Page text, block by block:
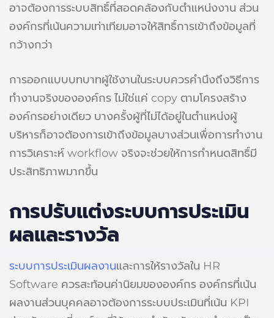
อาจต้องการระบบสิทธิ์ที่สอดคล้องกับตำแหน่งงาน ส่วน
องค์กรที่เน้นความเท่าเทียมอาจให้สิทธิ์การเข้าถึงข้อมูลที่
กว้างกว่า
การออกแบบบทบาทผู้ใช้งานในระบบควรคำนึงถึงวิธีการ
ทำงานจริงขององค์กร ไม่ใช่แค่ copy ตามโครงสร้าง
องค์กรอย่างเดียว บางครั้งผู้ที่ไม่ได้อยู่ในตำแหน่งผู้
บริหารก็อาจต้องการเข้าถึงข้อมูลบางส่วนเพื่อการทำงาน
การวิเคราะห์ workflow จริงจะช่วยให้การกำหนดสิทธิ์มี
ประสิทธิภาพมากขึ้น
การปรับแต่งระบบการประเมิน
ผลและรางวัล
ระบบการประเมินผลงานและการให้รางวัลใน HR
Software ควรสะท้อนค่านิยมขององค์กร องค์กรที่เน้น
ผลงานส่วนบุคคลอาจต้องการระบบประเมินที่เน้น KPI